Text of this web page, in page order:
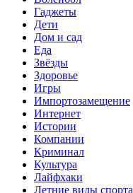
Гаджеты
Дети
Дом и сад
Еда
Звёзды
Здоровье
Игры
Импортозамещение
Интернет
Истории
Компании
Криминал
Культура
Лайфхаки
Летние виды спорта